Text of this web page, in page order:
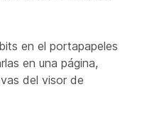
en el portapapeles
en una página,
del visor de